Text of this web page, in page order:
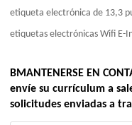
etiqueta electrónica de 13,3
etiquetas electrónicas Wifi E-
BMANTENERSE EN
envíe su currículum a
solicitudes enviadas a